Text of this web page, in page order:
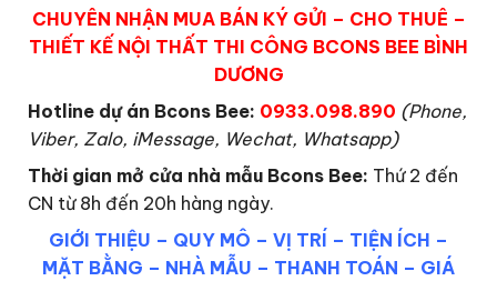
CHUYÊN NHẬN MUA BÁN KÝ GỬI – CHO THUÊ –
THIẾT KẾ NỘI THẤT THI CÔNG BCONS BEE BÌNH
DƯƠNG
Hotline dự án Bcons Bee: 0933.098.890 (Phone,
Viber, Zalo, iMessage, Wechat, Whatsapp)
Thời gian mở cửa nhà mẫu Bcons Bee: Thứ 2 đến
CN từ 8h đến 20h hàng ngày.
GIỚI THIỆU – QUY MÔ – VỊ TRÍ – TIỆN ÍCH –
MẶT BẰNG – NHÀ MẪU – THANH TOÁN – GIÁ